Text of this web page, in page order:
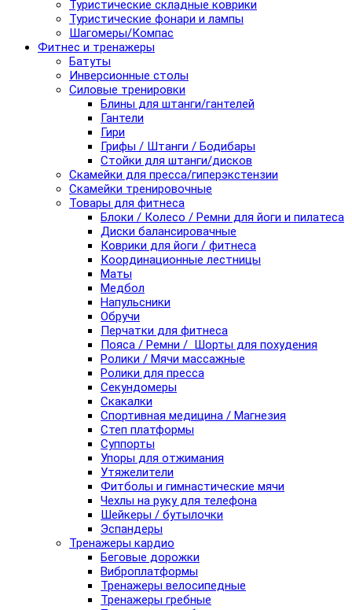
Туристические складные коврики
Туристические фонари и лампы
Шагомеры/Компас
Фитнес и тренажеры
Батуты
Инверсионные столы
Силовые тренировки
Блины для штанги/гантелей
Гантели
Гири
Грифы / Штанги / Бодибары
Стойки для штанги/дисков
Скамейки для пресса/гиперэкстензии
Скамейки тренировочные
Товары для фитнеса
Блоки / Колесо / Ремни для йоги и пилатеса
Диски балансировачные
Коврики для йоги / фитнеса
Координационные лестницы
Маты
Медбол
Напульсники
Обручи
Перчатки для фитнеса
Пояса / Ремни / Шорты для похудения
Ролики / Мячи массажные
Ролики для пресса
Секундомеры
Скакалки
Спортивная медицина / Магнезия
Степ платформы
Суппорты
Упоры для отжимания
Утяжелители
Фитболы и гимнастические мячи
Чехлы на руку для телефона
Шейкеры / бутылочки
Эспандеры
Тренажеры кардио
Беговые дорожки
Виброплатформы
Тренажеры велосипедные
Тренажеры гребные